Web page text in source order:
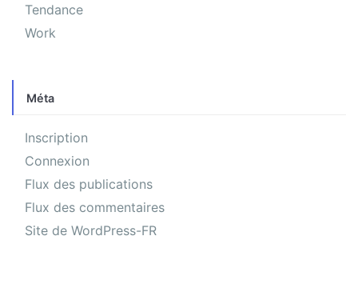
Tendance
Work
Méta
Inscription
Connexion
Flux des publications
Flux des commentaires
Site de WordPress-FR